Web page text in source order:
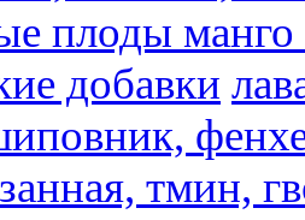
плоды
добавки
тмин,